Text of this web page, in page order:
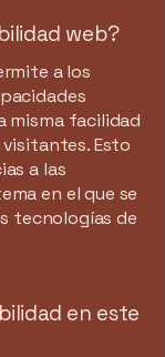
web?
a los
misma facilidad
Esto
a las
en el que se
tecnologías de
en este